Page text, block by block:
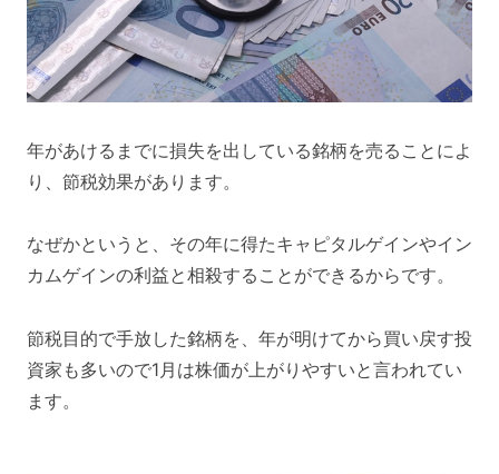
年があけるまでに損失を出している銘柄を売ることによ
り、節税効果があります。
なぜかというと、その年に得たキャピタルゲインやイン
カムゲインの利益と相殺することができるからです。
節税目的で手放した銘柄を、年が明けてから買い戻す投
資家も多いので1月は株価が上がりやすいと言われてい
ます。